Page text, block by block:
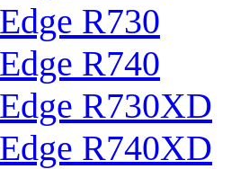
R730
R740
R730XD
R740XD